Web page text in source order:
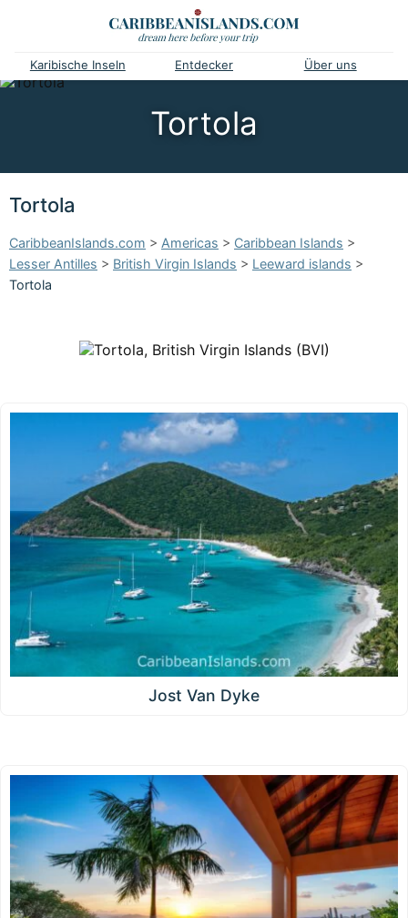
Karibische Inseln Entdecker Über uns
Tortola
Tortola
CaribbeanIslands.com > Americas > Caribbean Islands >
Lesser Antilles > British Virgin Islands > Leeward islands >
Tortola
Jost Van Dyke